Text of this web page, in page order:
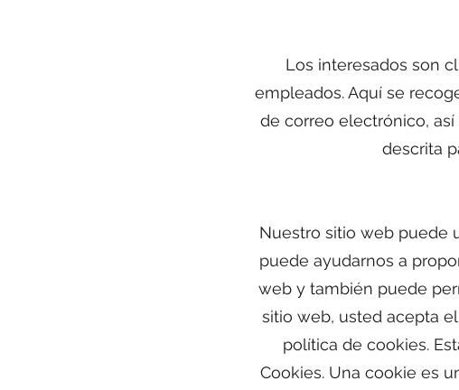
Los interesados son
empleados. Aquí se
de correo electrónico,
descrita
Nuestro sitio web puede
puede ayudarnos a
web y también puede
sitio web, usted acepta
política de cookies.
Cookies. Una cookie es